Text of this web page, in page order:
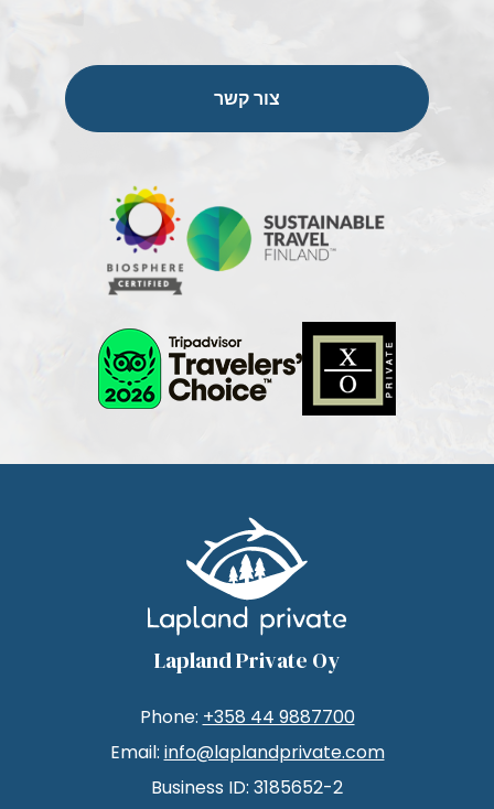
צור קשר
Lapland Private Oy
Phone: +358 44 9887700
Email: info@laplandprivate.com
Business ID: 3185652-2